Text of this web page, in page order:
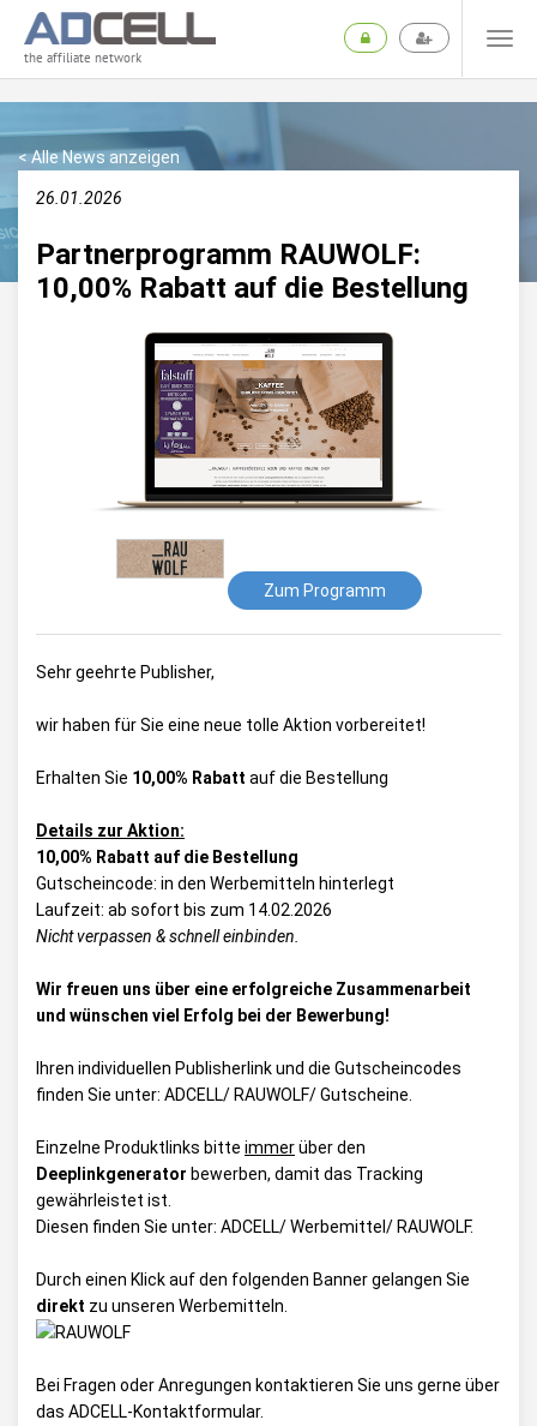
the affiliate network
< Alle News anzeigen
26.01.2026
Partnerprogramm RAUWOLF:
10,00% Rabatt auf die Bestellung
Zum Programm
Sehr geehrte Publisher,
wir haben für Sie eine neue tolle Aktion vorbereitet!
Erhalten Sie 10,00% Rabatt auf die Bestellung
Details zur Aktion:
10,00% Rabatt auf die Bestellung
Gutscheincode: in den Werbemitteln hinterlegt
Laufzeit: ab sofort bis zum 14.02.2026
Nicht verpassen & schnell einbinden.
Wir freuen uns über eine erfolgreiche Zusammenarbeit
und wünschen viel Erfolg bei der Bewerbung!
Ihren individuellen Publisherlink und die Gutscheincodes
finden Sie unter: ADCELL/ RAUWOLF/ Gutscheine
Einzelne Produktlinks bitte immerüber den
Deeplinkgenerator bewerben, damit das Tracking
gewährleistet ist.
Diesen finden Sie unter: ADCELL/ Werbemittel/ RAUWOLF.
Durch einen Klick auf den folgenden Banner gelangen Sie
direkt zu unseren Werbemitteln.
Bei Fragen oder Anregungen kontaktieren Sie uns gerne über
das ADCELL-Kontaktformular.